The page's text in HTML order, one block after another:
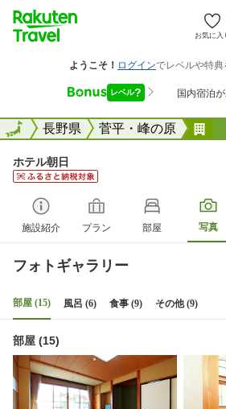
お気に入
全国長野県 菅平・峰の原
全国
ホテル朝日
施設紹介 プラン 部屋 写真
フォトギャラリー
部屋 (15) 風呂 (6) 食事 (9) その他 (9)
部屋 (15)